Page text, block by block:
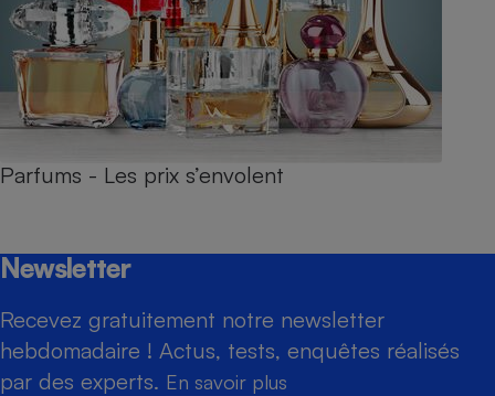
Parfums - Les prix s’envolent
Newsletter
Recevez gratuitement notre newsletter
hebdomadaire ! Actus, tests, enquêtes réalisés
par des experts. En savoir plus